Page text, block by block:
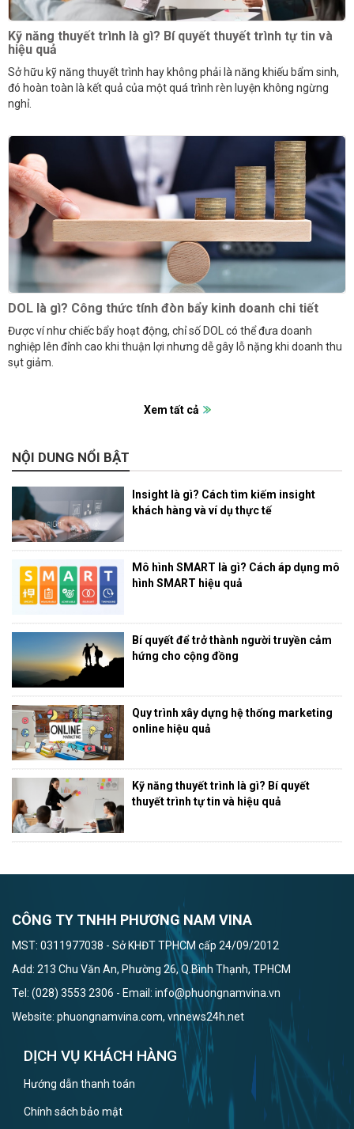
Kỹ năng thuyết trình là gì? Bí quyết thuyết trình tự tin và
hiệu quả
Sở hữu kỹ năng thuyết trình hay không phải là năng khiếu bẩm sinh,
đó hoàn toàn là kết quả của một quá trình rèn luyện không ngừng
nghỉ.
DOL là gì? Công thức tính đòn bẩy kinh doanh chi tiết
Được ví như chiếc bẩy hoạt động, chỉ số DOL có thể đưa doanh
nghiệp lên đỉnh cao khi thuận lợi nhưng dễ gây lỗ nặng khi doanh thu
sụt giảm.
Xem tất cả
NỘI DUNG NỔI BẬT
Insight là gì? Cách tìm kiếm insight
khách hàng và ví dụ thực tế
Mô hình SMART là gì? Cách áp dụng mô
hình SMART hiệu quả
Bí quyết để trở thành người truyền cảm
hứng cho cộng đồng
Quy trình xây dựng hệ thống marketing
online hiệu quả
Kỹ năng thuyết trình là gì? Bí quyết
thuyết trình tự tin và hiệu quả
CÔNG TY TNHH PHƯƠNG NAM VINA
MST: 0311977038 - Sở KHĐT TPHCM cấp 24/09/2012
Add: 213 Chu Văn An, Phường 26, Q.Bình Thạnh, TPHCM
Tel: (028) 3553 2306 - Email: info@phuongnamvina.vn
Website: phuongnamvina.com, vnnews24h.net
DỊCH VỤ KHÁCH HÀNG
Hướng dẫn thanh toán
Chính sách bảo mật